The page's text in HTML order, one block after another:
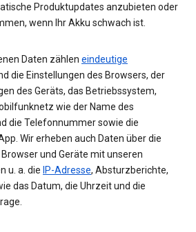
Produktupdates anzubieten oder
wenn Ihr Akku schwach ist.
Daten zählen eindeutige
die Einstellungen des Browsers, der
des Geräts, das Betriebssystem,
wie der Name des
die Telefonnummer sowie die
Wir erheben auch Daten über die
und Geräte mit unseren
u. a. die IP-Adresse, Absturzberichte,
das Datum, die Uhrzeit und die